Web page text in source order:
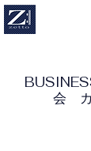
会 カ